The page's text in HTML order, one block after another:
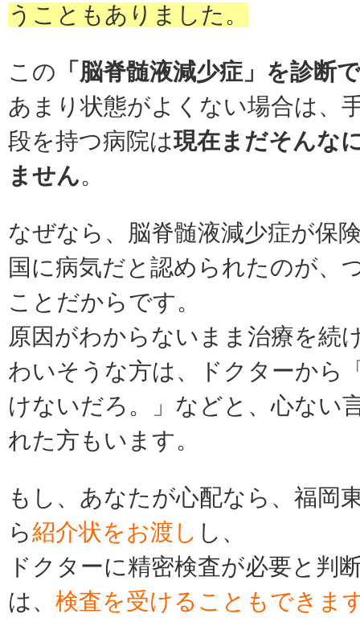
うこともありました。
この 「脳脊髄液減少症」を診断
あまり状態がよくない場合は、
段を持つ病院は現在まだそんな
ません。
なぜなら、脳脊髄液減少症が保
国に病気だと認められたのが、
ことだからです。
原因がわからないまま治療を続
わいそうな方は、ドクターから
けないだろ。」などと、心ない
れた方もいます。
もし、あなたが心配なら、 福岡
ら紹介状をお渡し し、
ドクターに精密検査が必要と判
は、 検査を受けることもできま